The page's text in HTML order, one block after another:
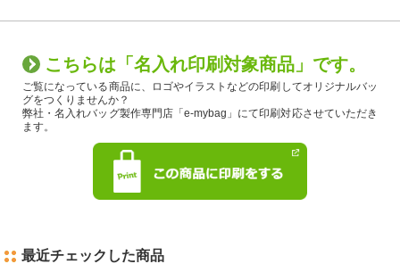
こちらは「名入れ印刷対象商品」です。
ご覧になっている商品に、ロゴやイラストなどの印刷してオリジナルバッ
グをつくりませんか？
弊社・名入れバッグ製作専門店「e-mybag」にて印刷対応させていただき
ます。
最近チェックした商品